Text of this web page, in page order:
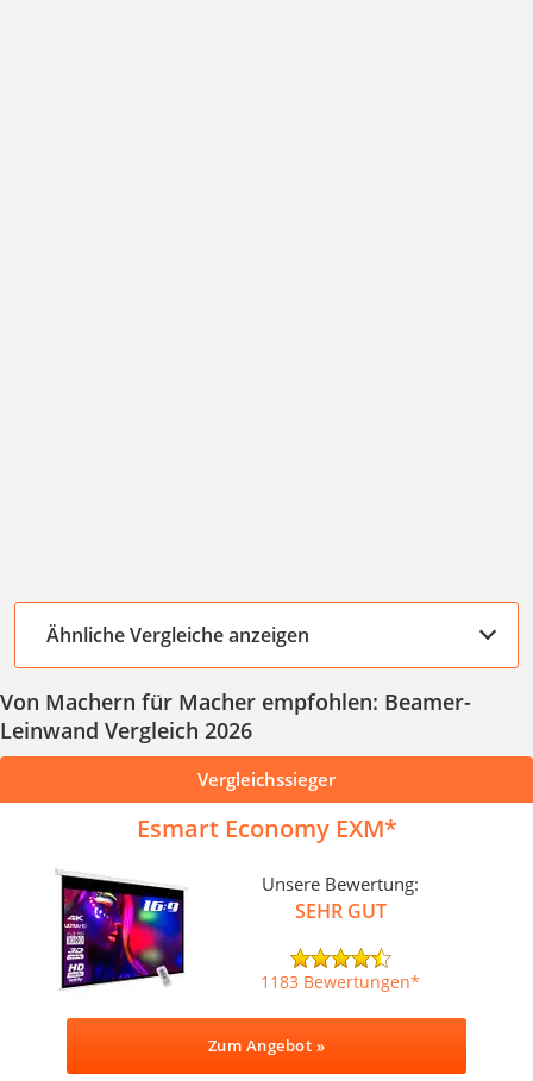
Ähnliche Vergleiche anzeigen
Von Machern für Macher empfohlen: Beamer-
Leinwand Vergleich 2026
Vergleichssieger
Esmart Economy EXM
Unsere Bewertung:
SEHR GUT
1183 Bewertungen
Zum Angebot »